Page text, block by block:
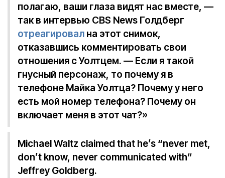
полагаю, ваши глаза видят нас вместе, —
так в интервью CBS News Голдберг
отреагировал на этот снимок,
отказавшись комментировать свои
отношения с Уолтцем. — Если я такой
гнусный персонаж, то почему я в
телефоне Майка Уолтца? Почему у него
есть мой номер телефона? Почему он
включает меня в этот чат?»
Michael Waltz claimed that he’s “never met,
don’t know, never communicated with”
Jeffrey Goldberg.